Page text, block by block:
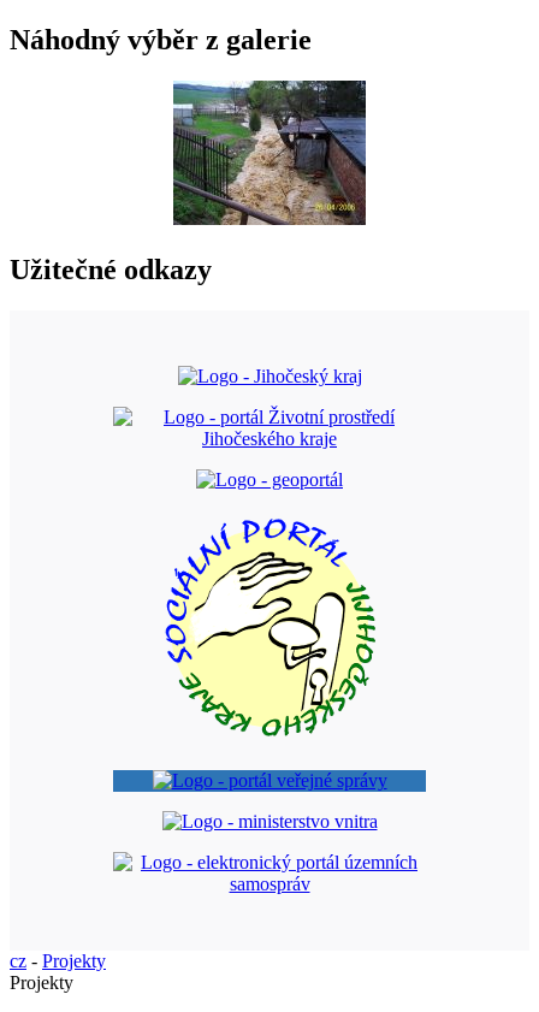
Náhodný výběr z galerie
Užitečné odkazy
cz - Projekty
Projekty